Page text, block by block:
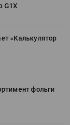
G1X
«Калькулятор
фольги